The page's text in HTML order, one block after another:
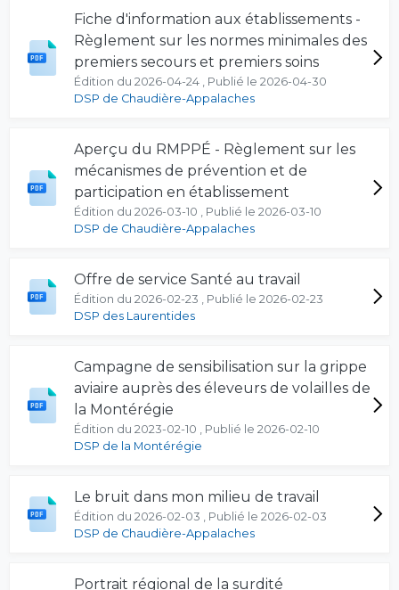
Fiche d'information aux établissements -
Règlement sur les normes minimales des
premiers secours et premiers soins
Édition du 2026-04-24 , Publié le 2026-04-30
DSP de Chaudière-Appalaches
Aperçu du RMPPÉ - Règlement sur les
mécanismes de prévention et de
participation en établissement
Édition du 2026-03-10 , Publié le 2026-03-10
DSP de Chaudière-Appalaches
Offre de service Santé au travail
Édition du 2026-02-23 , Publié le 2026-02-23
DSP des Laurentides
Campagne de sensibilisation sur la grippe
aviaire auprès des éleveurs de volailles de
la Montérégie
Édition du 2023-02-10 , Publié le 2026-02-10
DSP de la Montérégie
Le bruit dans mon milieu de travail
Édition du 2026-02-03 , Publié le 2026-02-03
DSP de Chaudière-Appalaches
Portrait régional de la surdité